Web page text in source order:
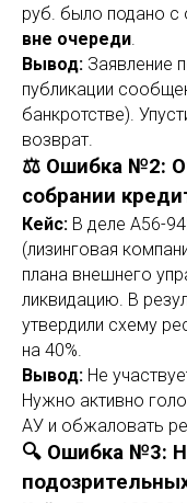
руб. было подано с
вне очереди.
Вывод: Заявление
публикации
банкротстве).
возврат.
⚖ Ошибка №2:
собрании
Кейс: В деле А56-
(лизинговая
плана внешнего
ликвидацию. В
утвердили схему
на 40%.
Вывод: Не
Нужно активно
АУ и обжаловать
🔍 Ошибка №3: